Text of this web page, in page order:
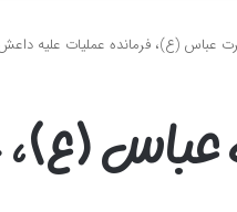
عباس (ع)، فرمانده عملیات علیه
(ع)،